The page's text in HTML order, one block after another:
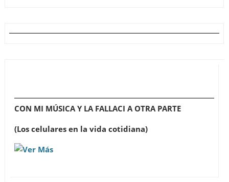
CON MI MÚSICA Y LA FALLACI A OTRA PARTE
(Los celulares en la vida cotidiana)